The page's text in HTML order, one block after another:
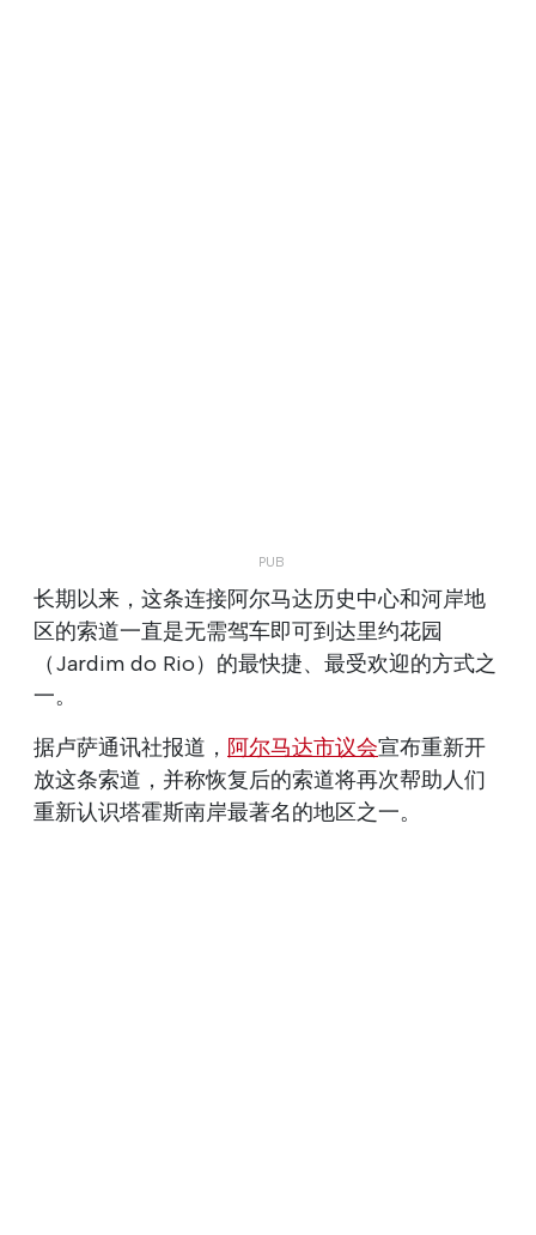
长期以来，这条连接阿尔马达历史中心和河岸地
区的索道一直是无需驾车即可到达里约花园
（Jardim do Rio）的最快捷、最受欢迎的方式之
一。
据卢萨通讯社报道， 阿尔马达市议会宣布重新开
放这条索道，并称恢复后的索道将再次帮助人们
重新认识塔霍斯南岸最著名的地区之一。